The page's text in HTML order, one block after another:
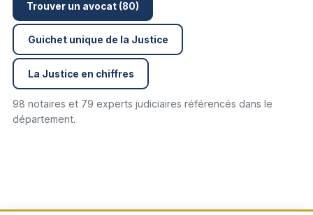
Trouver un avocat (80)
Guichet unique de la Justice
La Justice en chiffres
98 notaires et 79 experts judiciaires référencés dans le
département.